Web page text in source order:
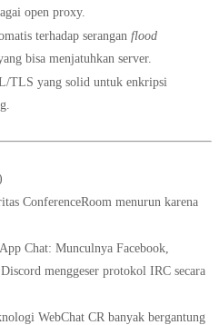
open proxy.
terhadap serangan flood
bisa menjatuhkan server.
TLS yang solid untuk enkripsi
ConferenceRoom menurun karena
Chat: Munculnya Facebook,
menggeser protokol IRC secara
WebChat CR banyak bergantung